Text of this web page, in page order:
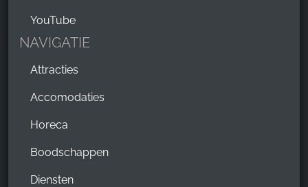
YouTube
NAVIGATIE
Attracties
Accomodaties
Horeca
Boodschappen
Diensten